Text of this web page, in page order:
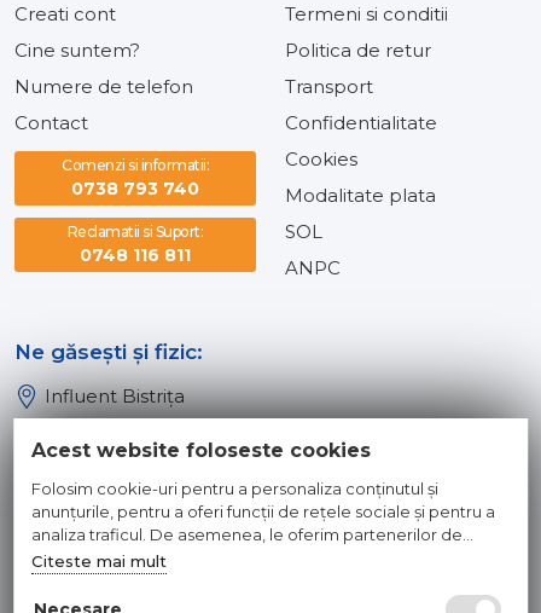
Creati cont
Cine suntem?
Numere de telefon
Contact
Comenzi si informatii:
0738 793 740
Reclamatii si Suport:
0748 116 811
Termeni si conditii
Politica de retur
Transport
Confidentialitate
Cookies
Modalitate plata
SOL
ANPC
Ne găsești și fizic:
Influent Bistrița
Influent Dej
© 2026 INFLUENT SRL
Acest website foloseste cookies
Folosim cookie-uri pentru a personaliza conținutul și
anunțurile, pentru a oferi funcții de rețele sociale și pentru a
analiza traficul. De asemenea, le oferim partenerilor de
rețele sociale, de publicitate și de analize informații cu privire
la modul în care folosiți site-ul nostru. Aceștia le pot combina
cu alte informații oferite de dvs. sau culese în urma folosirii
Citeste mai mult